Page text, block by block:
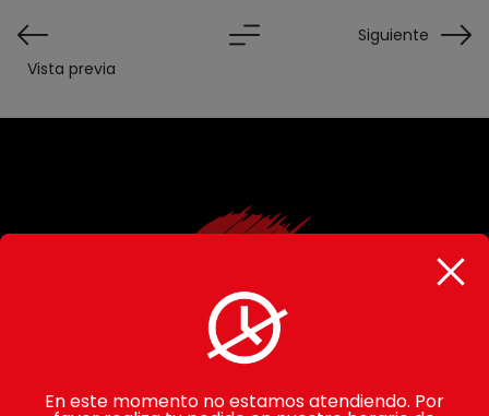
Vista previa
Siguiente
En este momento no estamos atendiendo. Por